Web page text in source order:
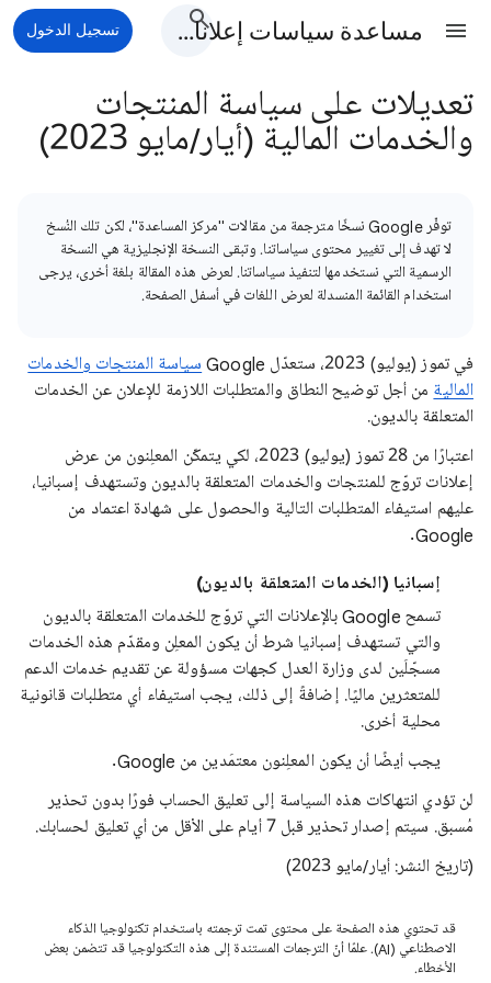
مساعدة سياسات إعلانات Google الإعلانية تسجيل الدخول
تعديلات على سياسة المنتجات
والخدمات المالية (أيار/مايو 2023)
توفّر Google نسخًا مترجمة من مقالات "مركز المساعدة"، لكن تلك النُسخ
لا تهدف إلى تغيير محتوى سياساتنا. وتبقى النسخة الإنجليزية هي النسخة
الرسمية التي نستخدمها لتنفيذ سياساتنا. لعرض هذه المقالة بلغة أخرى، يرجى
استخدام القائمة المنسدلة لعرض اللغات في أسفل الصفحة.
في تموز (يوليو) 2023، ستعدّل Google
سياسة المنتجات والخدمات
المالية من أجل توضيح النطاق والمتطلبات اللازمة للإعلان عن الخدمات
المتعلقة بالديون.
اعتبارًا من 28 تموز (يوليو) 2023، لكي يتمكّن المعلِنون من عرض
إعلانات تروّج للمنتجات والخدمات المتعلقة بالديون وتستهدف إسبانيا،
عليهم استيفاء المتطلبات التالية والحصول على شهادة اعتماد من
Google.
إسبانيا (الخدمات المتعلقة بالديون)
تسمح Google بالإعلانات التي تروّج للخدمات المتعلقة بالديون
والتي تستهدف إسبانيا شرط أن يكون المعلِن ومقدّم هذه الخدمات
مسجّلَين لدى وزارة العدل كجهات مسؤولة عن تقديم خدمات الدعم
للمتعثرين ماليًا. إضافةً إلى ذلك، يجب استيفاء أي متطلبات قانونية
محلية أخرى.
يجب أيضًا أن يكون المعلِنون معتمَدين من Google.
لن تؤدي انتهاكات هذه السياسة إلى تعليق الحساب فورًا بدون تحذير
مُسبق. سيتم إصدار تحذير قبل 7 أيام على الأقل من أي تعليق لحسابك.
(تاريخ النشر: أيار/مايو 2023)
قد تحتوي هذه الصفحة على محتوى تمت ترجمته باستخدام تكنولوجيا الذكاء
الاصطناعي (AI). علمًا أنّ الترجمات المستندة إلى هذه التكنولوجيا قد تتضمن بعض
الأخطاء.